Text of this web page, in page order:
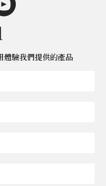
驗我們提供的產品